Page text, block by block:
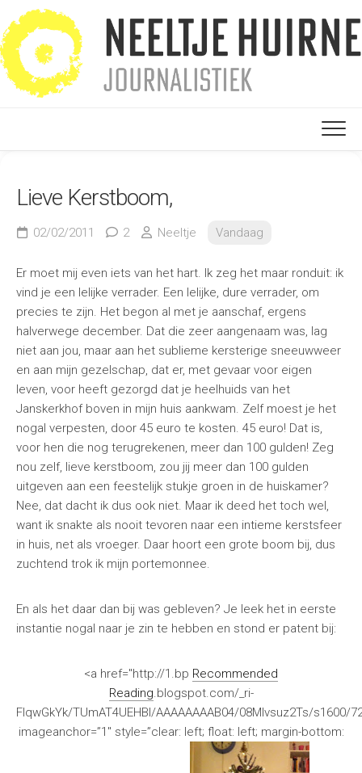
naar
de
inhoud
Lieve Kerstboom,
02/02/2011 2 Neeltje Vandaag
Er moet mij even iets van het hart. Ik zeg het maar ronduit: ik
vind je een lelijke verrader. Een lelijke, dure verrader, om
precies te zijn. Het begon al met je aanschaf, ergens
halverwege december. Dat die zeer aangenaam was, lag
niet aan jou, maar aan het sublieme kersterige sneeuwweer
en aan mijn gezelschap, dat er, met gevaar voor eigen
leven, voor heeft gezorgd dat je heelhuids van het
Janskerkhof boven in mijn huis aankwam. Zelf moest je het
nogal verpesten, door 45 euro te kosten. 45 euro! Dat is,
voor hen die nog terugrekenen, meer dan 100 gulden! Zeg
nou zelf, lieve kerstboom, zou jij meer dan 100 gulden
uitgeven aan een feestelijk stukje groen in de huiskamer?
Nee, dat dacht ik dus ook niet. Maar ik deed het toch wel,
want ik snakte als nooit tevoren naar een intieme kerstsfeer
in huis, net als vroeger. Daar hoort een grote boom bij, dus
zuchtend trok ik mijn portemonnee.
En als het daar dan bij was gebleven? Je leek het in eerste
instantie nogal naar je zin te hebben en stond er patent bij:
<a href="http://1.bp Recommended
Reading.blogspot.com/_ri-
FIqwGkYk/TUmAT4UEHBI/AAAAAAAAB04/08Mlvsuz2Ts/s1600/
imageanchor=”1″ style=”clear: left; float: left; margin-bottom: